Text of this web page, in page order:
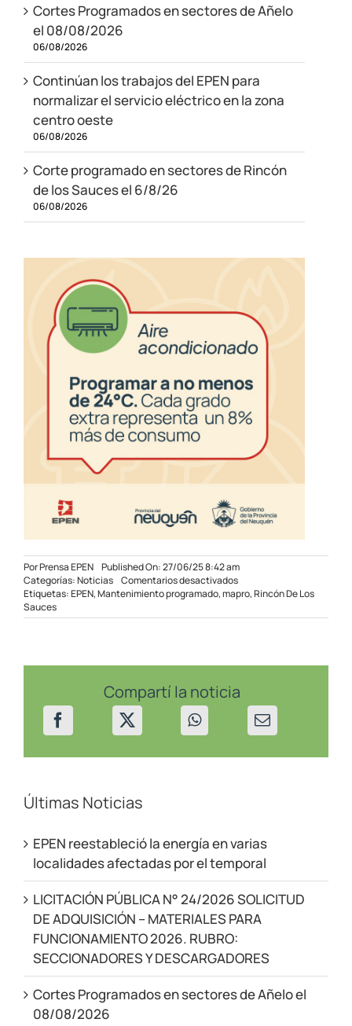
Cortes Programados en sectores de Añelo
el 08/08/2026
06/08/2026
Continúan los trabajos del EPEN para
normalizar el servicio eléctrico en la zona
centro oeste
06/08/2026
Corte programado en sectores de Rincón
de los Sauces el 6/8/26
06/08/2026
PorPrensa EPEN Published On: 27/06/25 8:42 am
Categorías:Noticias Comentarios desactivadosen
Mantenimiento
en
Etiquetas:EPEN,Mantenimiento programado,mapro,Rincón De Los
Sauces
Compartí la noticia
Últimas Noticias
EPEN reestableció la energía en varias
localidades afectadas por el temporal
LICITACIÓN PÚBLICA N° 24/2026 SOLICITUD
DE ADQUISICIÓN – MATERIALES PARA
FUNCIONAMIENTO 2026. RUBRO:
SECCIONADORES Y DESCARGADORES
Cortes Programados en sectores de Añelo el
08/08/2026